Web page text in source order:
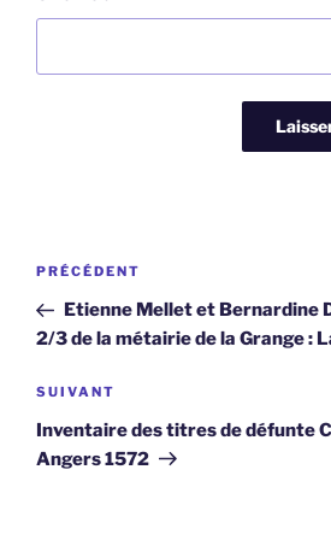
Navigation
l’article
Article
précédent
PRÉCÉDENT
Etienne Mellet et Bernardine
2/3 de la métairie de la Grange :
Article
suivant
SUIVANT
Inventaire des titres de défunte
Angers 1572